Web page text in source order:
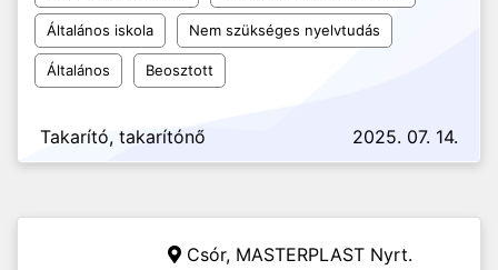
Általános iskola Nem szükséges nyelvtudás
Általános Beosztott
Takarító, takarítónő 2025. 07. 14.
Csór, MASTERPLAST Nyrt.